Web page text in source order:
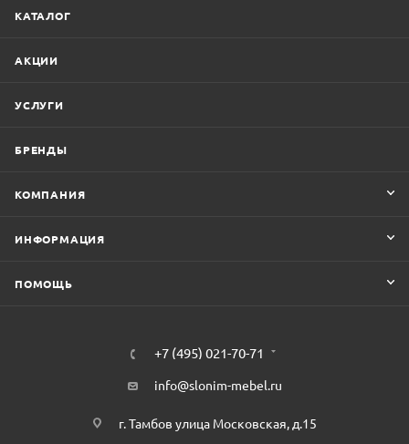
КАТАЛОГ
АКЦИИ
УСЛУГИ
БРЕНДЫ
КОМПАНИЯ
ИНФОРМАЦИЯ
ПОМОЩЬ
+7 (495) 021-70-71
info@slonim-mebel.ru
г. Тамбов улица Московская, д.15